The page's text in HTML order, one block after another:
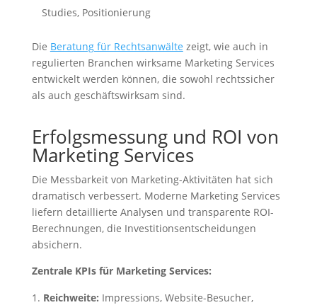
Studies, Positionierung
Die Beratung für Rechtsanwälte zeigt, wie auch in
regulierten Branchen wirksame Marketing Services
entwickelt werden können, die sowohl rechtssicher
als auch geschäftswirksam sind.
Erfolgsmessung und ROI von
Marketing Services
Die Messbarkeit von Marketing-Aktivitäten hat sich
dramatisch verbessert. Moderne Marketing Services
liefern detaillierte Analysen und transparente ROI-
Berechnungen, die Investitionsentscheidungen
absichern.
Zentrale KPIs für Marketing Services:
Reichweite: Impressions, Website-Besucher,